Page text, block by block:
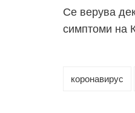
Се верува
симптоми на
коронавирус